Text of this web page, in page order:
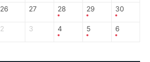
26 27 28 29 30
2 3 4 5 6